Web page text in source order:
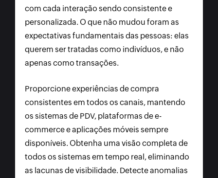
com cada interação sendo consistente e
personalizada. O que não mudou foram as
expectativas fundamentais das pessoas: elas
querem ser tratadas como indivíduos, e não
apenas como transações.
Proporcione experiências de compra
consistentes em todos os canais, mantendo
os sistemas de PDV, plataformas de e-
commerce e aplicações móveis sempre
disponíveis. Obtenha uma visão completa de
todos os sistemas em tempo real, eliminando
as lacunas de visibilidade. Detecte anomalias